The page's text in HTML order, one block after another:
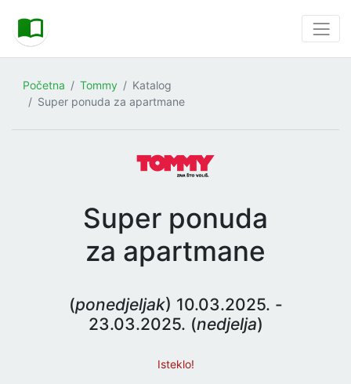
Početna Tommy
Katalog
Super ponuda za apartmane
Super ponuda
za apartmane
(ponedjeljak) 10.03.2025. -
23.03.2025. (nedjelja)
Isteklo!